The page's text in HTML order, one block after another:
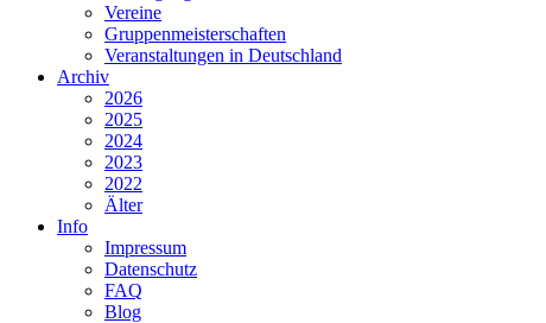
Vereine
Gruppenmeisterschaften
Veranstaltungen in Deutschland
Archiv
2026
2025
2024
2023
2022
Älter
Info
Impressum
Datenschutz
FAQ
Blog